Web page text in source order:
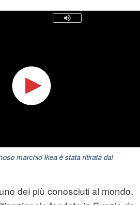
marchio Ikea è stata ritirata dal
dei più conosciuti al mondo.